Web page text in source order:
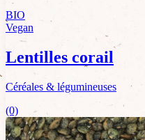
BIO
Vegan
Lentilles corail
Céréales & légumineuses
(0)